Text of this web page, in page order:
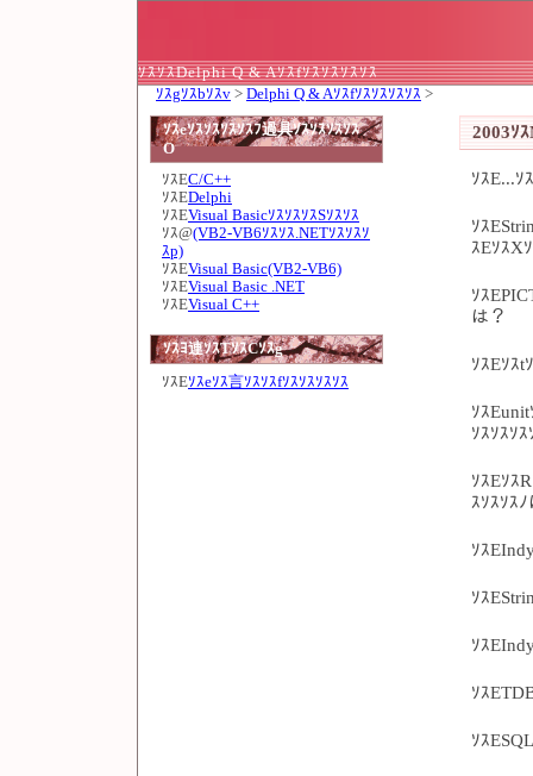
ｿｽｿｽDelphi Q & Aｿｽfｿｽｿｽｿｽｿｽ
ｿｽgｿｽbｿｽv > Delphi Q & Aｿｽfｿｽｿｽｿｽｿｽ >
ｿｽeｿｽｿｽｿｽｿｽﾌ過具ｿｽｿｽｿｽｿｽ
O
ｿｽEC/C++
ｿｽEDelphi
ｿｽEVisual BasicｿｽｿｽｿｽSｿｽｿｽ
ｿｽ@(VB2-VB6ｿｽｿｽ.NETｿｽｿｽｿ
ｽp)
ｿｽEVisual Basic(VB2-VB6)
ｿｽEVisual Basic .NET
ｿｽEVisual C++
ｿｽﾖ連ｿｽTｿｽCｿｽg
ｿｽEｿｽeｿｽ言ｿｽｿｽfｿｽｿｽｿｽｿｽ
2003ｿ
ｿｽE...ｿ
ｿｽ
ｽEｿｽX
ｿｽ
は？
ｿｽEｿｽt
ｿｽ
ｿｽｿｽｿ
ｿｽEｿｽ
ｽｿｽｿｽ
ｿｽ
ｿｽ
ｿｽ
ｿｽ
ｿｽ